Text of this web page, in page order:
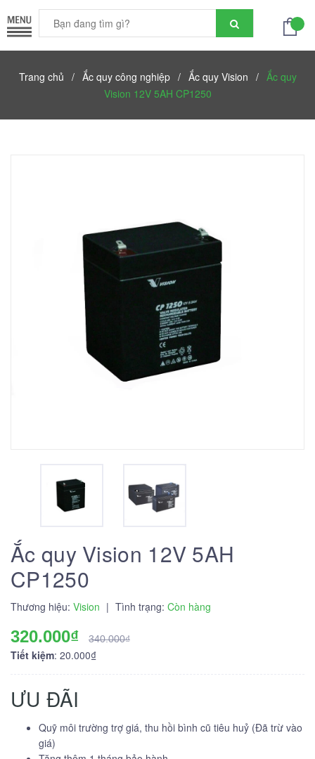
Trang chủ / Ắc quy công nghiệp / Ắc quy Vision / Ắc quy
Vision 12V 5AH CP1250
Ắc quy Vision 12V 5AH
CP1250
Thương hiệu: Vision | Tình trạng: Còn hàng
320.000₫ 340.000₫
Tiết kiệm: 20.000₫
ƯU ĐÃI
Quỹ môi trường trợ giá, thu hồi bình cũ tiêu huỷ (Đã trừ vào
giá)